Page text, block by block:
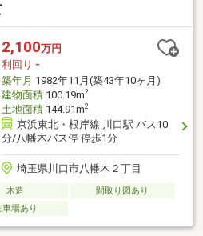
2,100万円
利回り -
築年月 1982年11月(築43年10ヶ月)
建物面積100.19m2
土地面積144.91m2
京浜東北・根岸線 川口駅 バス10
分/八幡木バス停 停歩1分
埼玉県川口市八幡木２丁目
木造
間取り図あり
車場あり